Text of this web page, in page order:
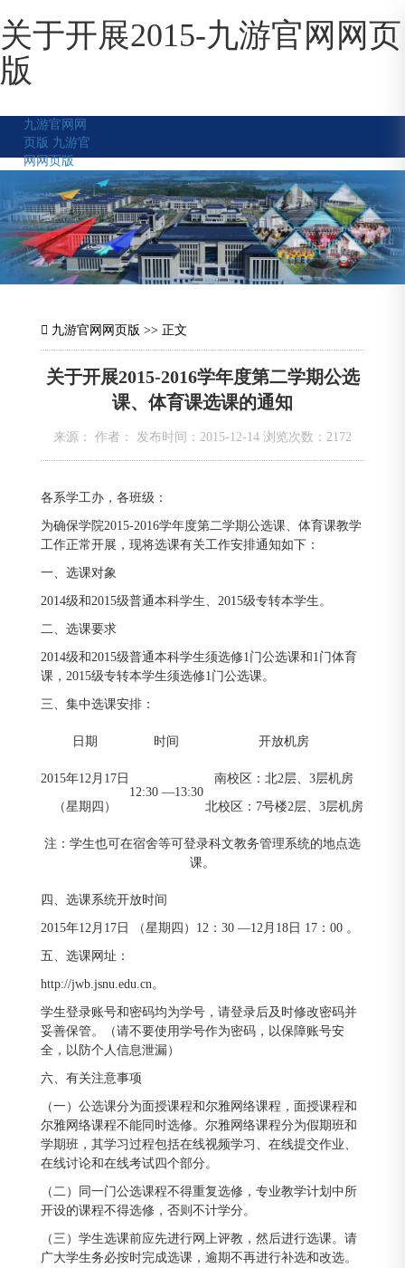
关于开展2015-九游官网网页
版
九游官网网
页版 九游官
网网页版
九游官网网页版 >> 正文
关于开展2015-2016学年度第二学期公选
课、体育课选课的通知
来源： 作者： 发布时间：2015-12-14 浏览次数： 2172
各系学工办，各班级：
为确保学院2015-2016学年度第二学期公选课、体育课教学
工作正常开展，现将选课有关工作安排通知如下：
一、选课对象
2014级和2015级普通本科学生、2015级专转本学生。
二、选课要求
2014级和2015级普通本科学生须选修1门公选课和1门体育
课，2015级专转本学生须选修1门公选课。
三、集中选课安排：
日期 时间 开放机房
2015年12月17日
（星期四）
12:30 —13:30
南校区：北2层、3层机房
北校区：7号楼2层、3层机房
注：学生也可在宿舍等可登录科文教务管理系统的地点选
课。
四、选课系统开放时间
2015年12月17日 （星期四）12：30 —12月18日 17：00 。
五、选课网址：
http://jwb.jsnu.edu.cn。
学生登录账号和密码均为学号，请登录后及时修改密码并
妥善保管。（请不要使用学号作为密码，以保障账号安
全，以防个人信息泄漏）
六、有关注意事项
（一）公选课分为面授课程和尔雅网络课程，面授课程和
尔雅网络课程不能同时选修。尔雅网络课程分为假期班和
学期班，其学习过程包括在线视频学习、在线提交作业、
在线讨论和在线考试四个部分。
（二）同一门公选课程不得重复选修，专业教学计划中所
开设的课程不得选修，否则不计学分。
（三）学生选课前应先进行网上评教，然后进行选课。请
广大学生务必按时完成选课，逾期不再进行补选和改选。